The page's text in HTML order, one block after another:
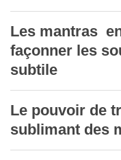
Les mantras
façonner les
subtile
Le pouvoir de
sublimant des